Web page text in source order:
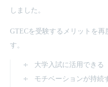
しました。
GTECを受験するメリットを
す。
大学入試に活用できる
モチベーションが持続